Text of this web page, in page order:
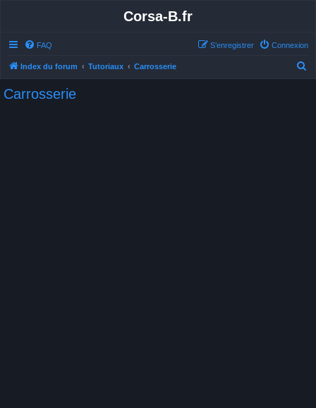
Corsa-B.fr
FAQ Connexion
S’enregistrer
Index du forum Tutoriaux Carrosserie
Carrosserie